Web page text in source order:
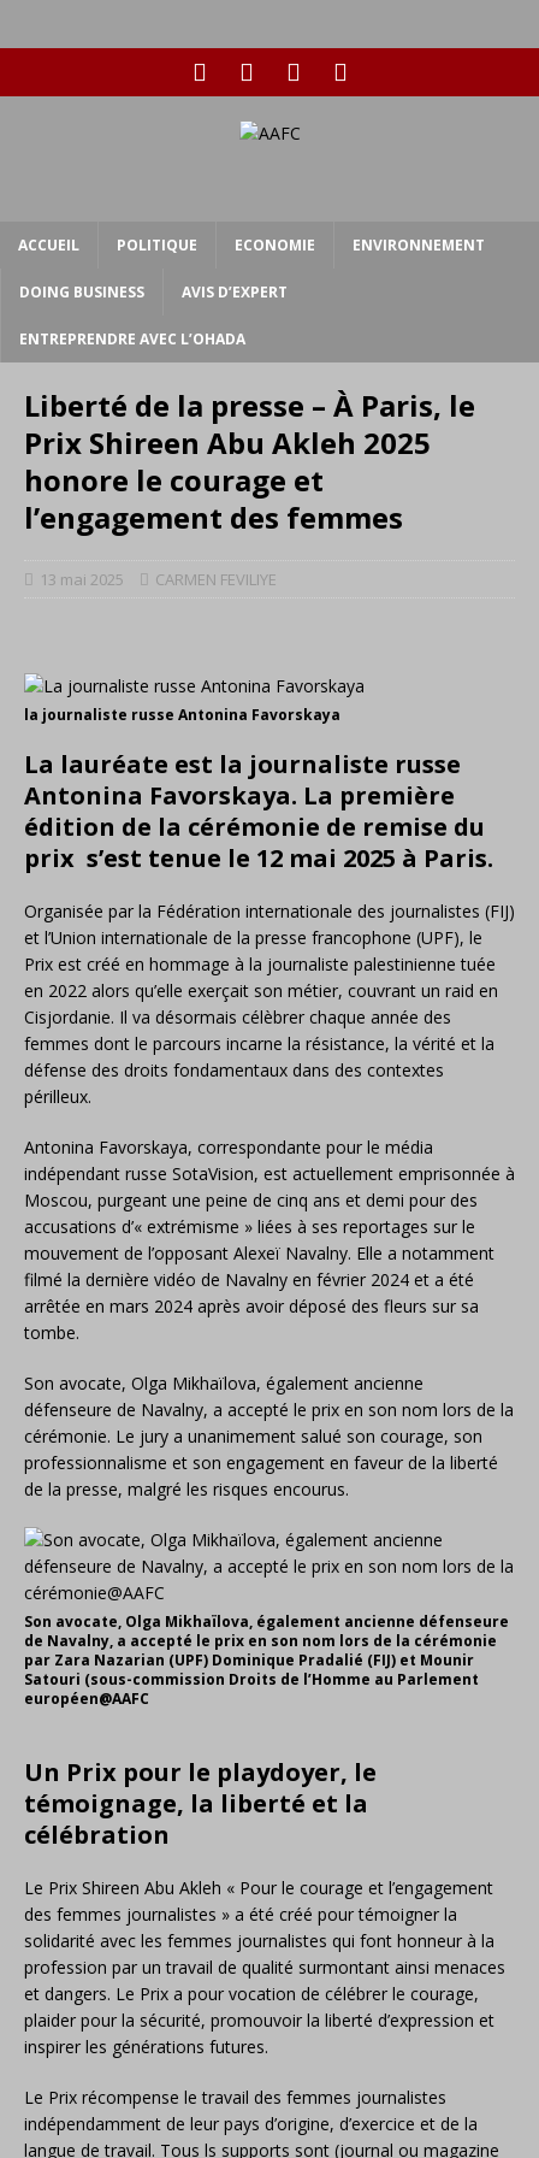
ACCUEIL POLITIQUE ECONOMIE ENVIRONNEMENT
DOING BUSINESS AVIS D’EXPERT
ENTREPRENDRE AVEC L’OHADA
Liberté de la presse – À Paris, le
Prix Shireen Abu Akleh 2025
honore le courage et
l’engagement des femmes
13 mai 2025 CARMEN FEVILIYE
la journaliste russe Antonina Favorskaya
La lauréate est la journaliste russe
Antonina Favorskaya. La première
édition de la cérémonie de remise du
prix s’est tenue le 12 mai 2025 à Paris.
Organisée par la Fédération internationale des journalistes (FIJ)
et l’Union internationale de la presse francophone (UPF), le
Prix est créé en hommage à la journaliste palestinienne tuée
en 2022 alors qu’elle exerçait son métier, couvrant un raid en
Cisjordanie. Il va désormais célèbrer chaque année des
femmes dont le parcours incarne la résistance, la vérité et la
défense des droits fondamentaux dans des contextes
périlleux.
Antonina Favorskaya, correspondante pour le média
indépendant russe SotaVision, est actuellement emprisonnée à
Moscou, purgeant une peine de cinq ans et demi pour des
accusations d’« extrémisme » liées à ses reportages sur le
mouvement de l’opposant Alexeï Navalny. Elle a notamment
filmé la dernière vidéo de Navalny en février 2024 et a été
arrêtée en mars 2024 après avoir déposé des fleurs sur sa
tombe.
Son avocate, Olga Mikhaïlova, également ancienne
défenseure de Navalny, a accepté le prix en son nom lors de la
cérémonie. Le jury a unanimement salué son courage, son
professionnalisme et son engagement en faveur de la liberté
de la presse, malgré les risques encourus.
Son avocate, Olga Mikhaïlova, également ancienne défenseure
de Navalny, a accepté le prix en son nom lors de la cérémonie
par Zara Nazarian (UPF) Dominique Pradalié (FIJ) et Mounir
Satouri (sous-commission Droits de l’Homme au Parlement
européen@AAFC
Un Prix pour le playdoyer, le
témoignage, la liberté et la
célébration
Le Prix Shireen Abu Akleh « Pour le courage et l’engagement
des femmes journalistes » a été créé pour témoigner la
solidarité avec les femmes journalistes qui font honneur à la
profession par un travail de qualité surmontant ainsi menaces
et dangers. Le Prix a pour vocation de célébrer le courage,
plaider pour la sécurité, promouvoir la liberté d’expression et
inspirer les générations futures.
Le Prix récompense le travail des femmes journalistes
indépendamment de leur pays d’origine, d’exercice et de la
langue de travail. Tous ls supports sont (journal ou magazine